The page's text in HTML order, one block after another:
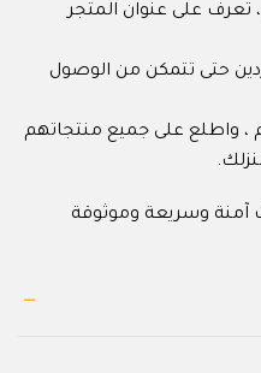
تعرف على عنوان المتجر
حتى تتمكن من الوصول
، واطلع على جميع منتجاتهم
آمنة وسريعة وموثوقة